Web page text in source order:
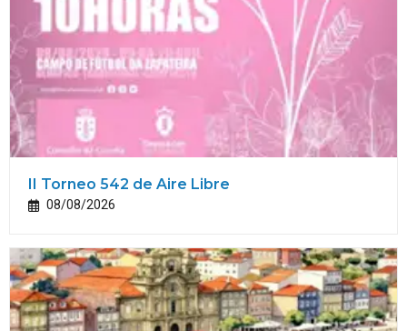
II Torneo 542 de Aire Libre
08/08/2026